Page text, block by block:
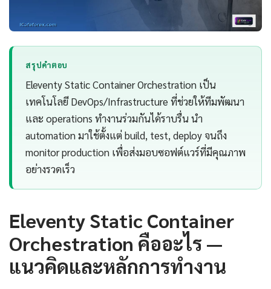
สรุปคำตอบ
Eleventy Static Container Orchestration เป็น
เทคโนโลยี DevOps/Infrastructure ที่ช่วยให้ทีมพัฒนา
และ operations ทำงานร่วมกันได้ราบรื่น นำ
automation มาใช้ตั้งแต่ build, test, deploy จนถึง
monitor production เพื่อส่งมอบซอฟต์แวร์ที่มีคุณภาพ
อย่างรวดเร็ว
Eleventy Static Container
Orchestration คืออะไร —
แนวคิดและหลักการทำงาน